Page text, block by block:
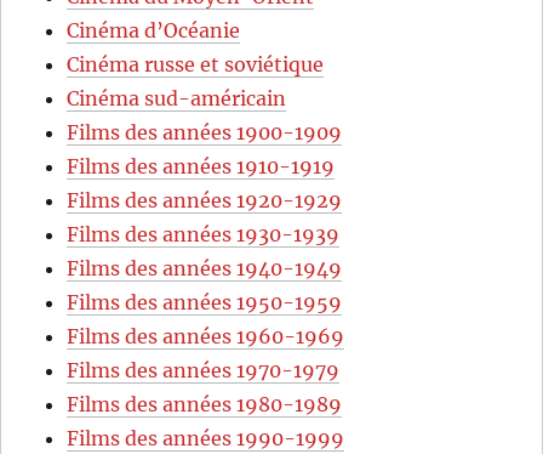
Cinéma d’Océanie
Cinéma russe et soviétique
Cinéma sud-américain
Films des années 1900-1909
Films des années 1910-1919
Films des années 1920-1929
Films des années 1930-1939
Films des années 1940-1949
Films des années 1950-1959
Films des années 1960-1969
Films des années 1970-1979
Films des années 1980-1989
Films des années 1990-1999